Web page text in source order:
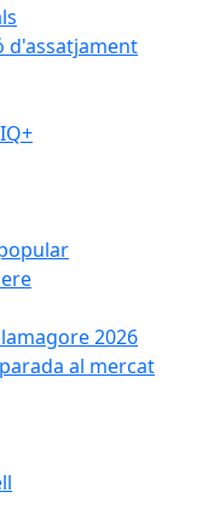
d'assatjament
2026
al mercat